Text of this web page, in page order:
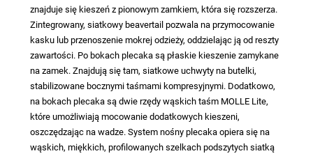
znajduje się kieszeń z pionowym zamkiem, która się rozszerza.
Zintegrowany, siatkowy beavertail pozwala na przymocowanie
kasku lub przenoszenie mokrej odzieży, oddzielając ją od reszty
zawartości. Po bokach plecaka są płaskie kieszenie zamykane
na zamek. Znajdują się tam, siatkowe uchwyty na butelki,
stabilizowane bocznymi taśmami kompresyjnymi. Dodatkowo,
na bokach plecaka są dwie rzędy wąskich taśm MOLLE Lite,
które umożliwiają mocowanie dodatkowych kieszeni,
oszczędzając na wadze. System nośny plecaka opiera się na
wąskich, miękkich, profilowanych szelkach podszytych siatką